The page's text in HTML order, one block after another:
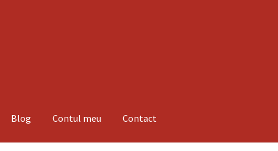
Blog Contul meu Contact